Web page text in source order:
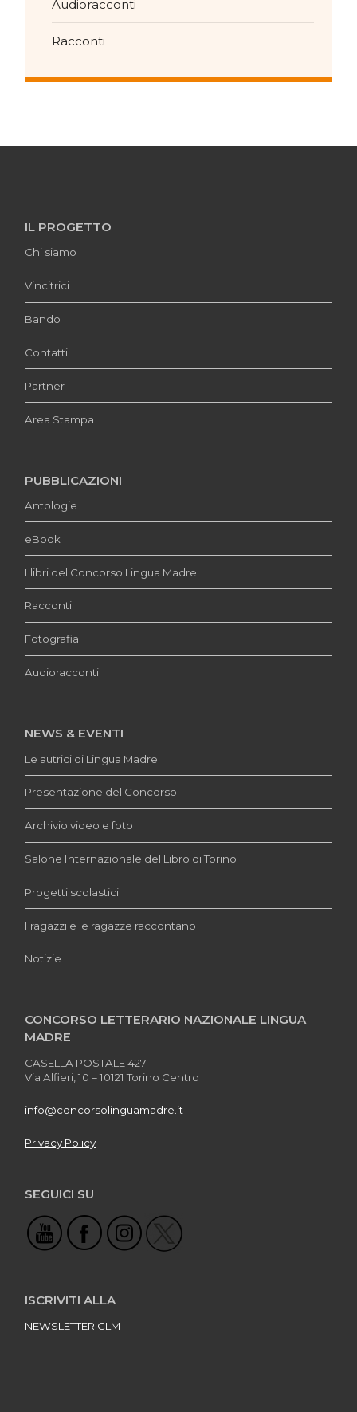
Audioracconti
Racconti
IL PROGETTO
Chi siamo
Vincitrici
Bando
Contatti
Partner
Area Stampa
PUBBLICAZIONI
Antologie
eBook
I libri del Concorso Lingua Madre
Racconti
Fotografia
Audioracconti
NEWS & EVENTI
Le autrici di Lingua Madre
Presentazione del Concorso
Archivio video e foto
Salone Internazionale del Libro di Torino
Progetti scolastici
I ragazzi e le ragazze raccontano
Notizie
CONCORSO LETTERARIO NAZIONALE LINGUA
MADRE
CASELLA POSTALE 427
Via Alfieri, 10 – 10121 Torino Centro
info@concorsolinguamadre.it
Privacy Policy
SEGUICI SU
ISCRIVITI ALLA
NEWSLETTER CLM